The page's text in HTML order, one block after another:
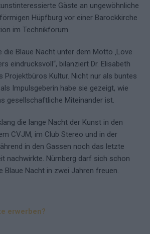
Gäste an ungewöhnliche
Hüpfburg vor einer Barockkirche
im Technikforum.
die Blaue Nacht unter dem Motto ‚Love
eindrucksvoll“, bilanziert Dr. Elisabeth
Projektbüros Kultur. Nicht nur als buntes
Impulsgeberin habe sie gezeigt, wie
gesellschaftliche Miteinander ist.
die lange Nacht der Kunst in den
CVJM, im Club Stereo und in der
in den Gassen noch das letzte
nachwirkte. Nürnberg darf sich schon
Blaue Nacht in zwei Jahren freuen.
erwerben?